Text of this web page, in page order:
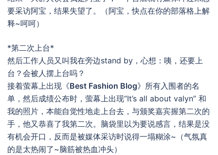
要采访阿宝，结果失望了。（阿宝，快点在你的部落格上解
释~呵呵）
*第二次上台*
然后工作人员又叫我在旁边stand by，心想：咦，还要上
台？会被人摆上台吗？
接着萤幕上出现《Best Fashion Blog》所有入围者的名
单，然后成绩公布时，萤幕上出现“It’s all about valyn” 和
我的照片，本能自觉性地走上台去，与颁奖嘉宾握第二次的
手，他又恭喜了我第二次。脑袋里以为要说感言，结果是没
有机会开口，反而是被媒体采访时说得一塌糊涂~（气氛真
的是太热闹了~脑筋被热血冲头）